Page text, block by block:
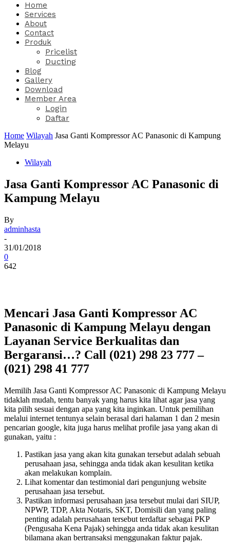
Home
Services
About
Contact
Produk
Pricelist
Ducting
Blog
Gallery
Download
Member Area
Login
Daftar
Home Wilayah Jasa Ganti Kompressor AC Panasonic di Kampung
Melayu
Wilayah
Jasa Ganti Kompressor AC Panasonic di
Kampung Melayu
By
adminhasta
-
31/01/2018
0
642
Mencari Jasa Ganti Kompressor AC
Panasonic di Kampung Melayu dengan
Layanan Service Berkualitas dan
Bergaransi…? Call (021) 298 23 777 –
(021) 298 41 777
Memilih Jasa Ganti Kompressor AC Panasonic di Kampung Melayu
tidaklah mudah, tentu banyak yang harus kita lihat agar jasa yang
kita pilih sesuai dengan apa yang kita inginkan. Untuk pemilihan
melalui internet tentunya selain berasal dari halaman 1 dan 2 mesin
pencarian google, kita juga harus melihat profile jasa yang akan di
gunakan, yaitu :
Pastikan jasa yang akan kita gunakan tersebut adalah sebuah
perusahaan jasa, sehingga anda tidak akan kesulitan ketika
akan melakukan komplain.
Lihat komentar dan testimonial dari pengunjung website
perusahaan jasa tersebut.
Pastikan informasi perusahaan jasa tersebut mulai dari SIUP,
NPWP, TDP, Akta Notaris, SKT, Domisili dan yang paling
penting adalah perusahaan tersebut terdaftar sebagai PKP
(Pengusaha Kena Pajak) sehingga anda tidak akan kesulitan
bilamana akan bertransaksi menggunakan faktur pajak.